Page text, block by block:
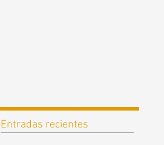
Entradas recientes